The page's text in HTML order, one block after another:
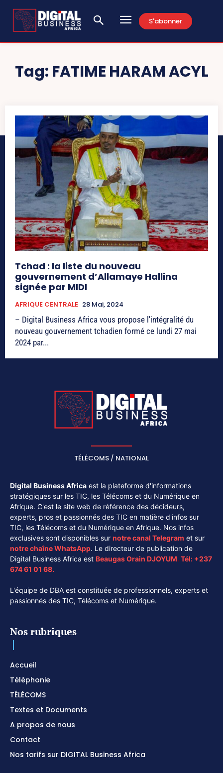
S'abonner
Tag: FATIME HARAM ACYL
Tchad : la liste du nouveau
gouvernement d’Allamaye Hallina
signée par MIDI
AFRIQUE CENTRALE 28 Mai, 2024
– Digital Business Africa vous propose l'intégralité du
nouveau gouvernement tchadien formé ce lundi 27 mai
2024 par...
TÉLÉCOMS / NATIONAL
Digital Business Africa est la plateforme d'informations
stratégiques sur les TIC, les Télécoms et du Numérique en
Afrique. C'est le site web de référence des décideurs,
experts, pros et passionnés des TIC en matière d'infos sur
TIC, les Télécoms et du Numérique en Afrique. Nos infos
exclusives sont disponibles sur notre canal Telegram et sur
notre chaîneWhatsApp. Le directeur de publication de
Digital Business Africa est Beaugas Orain DJOYUM. Tél: +237
674 61 01 68.
L'équipe de DBA est constituée de professionnels, experts et
passionnés des TIC, Télécoms et Numérique.
Nos rubriques
Accueil
Téléphonie
TÉLÉCOMS
Textes et Documents
A propos de nous
Contact
Nos tarifs sur DIGITAL Business Africa